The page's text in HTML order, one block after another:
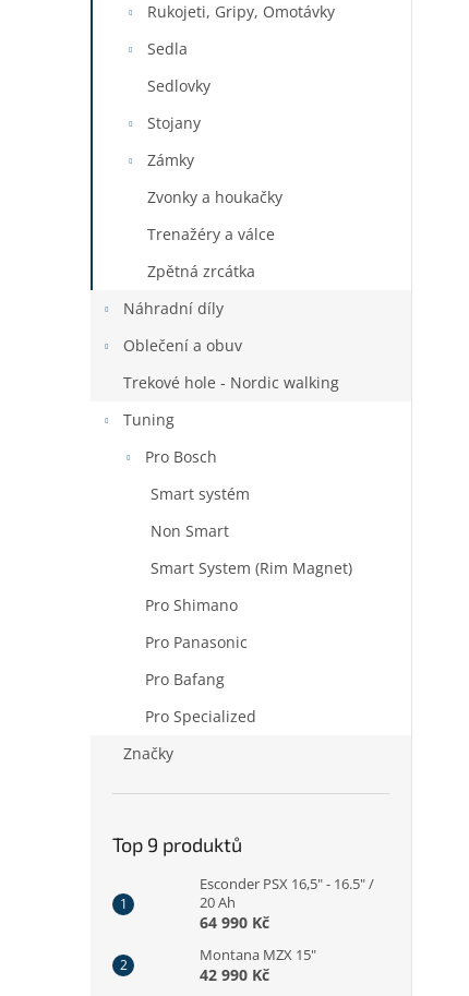
Rukojeti, Gripy, Omotávky
Sedla
Sedlovky
Stojany
Zámky
Zvonky a houkačky
Trenažéry a válce
Zpětná zrcátka
Náhradní díly
Oblečení a obuv
Trekové hole - Nordic walking
Tuning
Pro Bosch
Smart systém
Non Smart
Smart System (Rim Magnet)
Pro Shimano
Pro Panasonic
Pro Bafang
Pro Specialized
Značky
Top 9 produktů
Esconder PSX 16,5" - 16.5" /
20 Ah
64 990 Kč
Montana MZX 15"
42 990 Kč